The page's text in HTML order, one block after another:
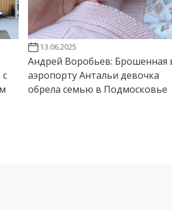
13.06.2025
Андрей Воробьев: Брошенная
аэропорту Антальи девочка
обрела семью в Подмосковье